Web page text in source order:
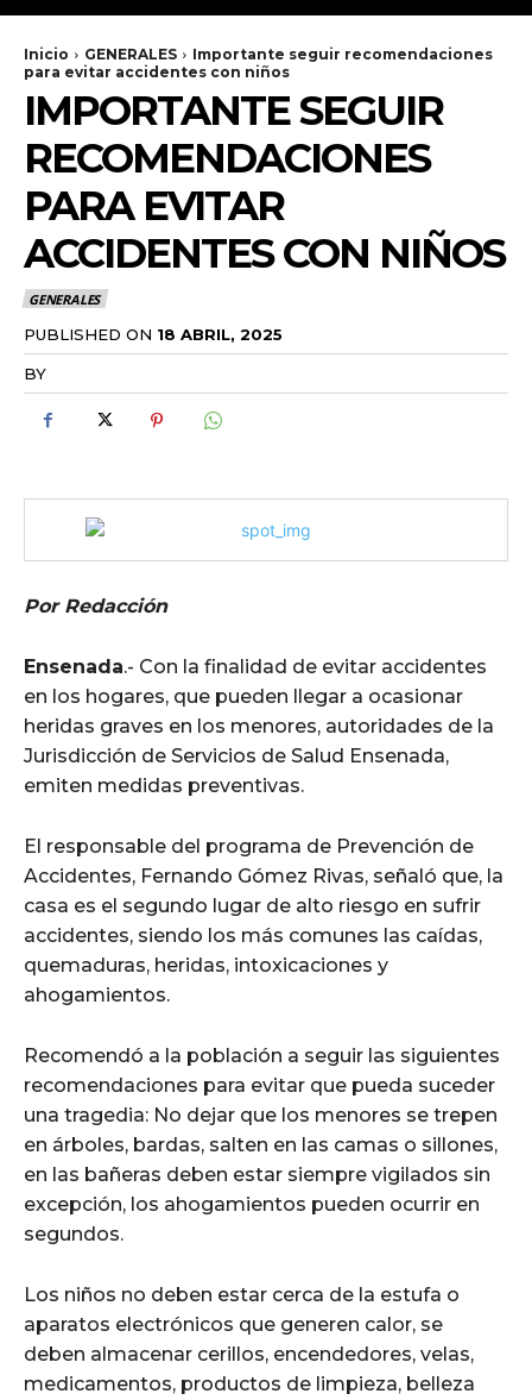
Inicio GENERALES
Importante seguir recomendaciones
para evitar accidentes con niños
IMPORTANTE SEGUIR
RECOMENDACIONES
PARA EVITAR
ACCIDENTES CON NIÑOS
GENERALES
PUBLISHED ON 18 ABRIL, 2025
BY
Por Redacción
Ensenada.- Con la finalidad de evitar accidentes
en los hogares, que pueden llegar a ocasionar
heridas graves en los menores, autoridades de la
Jurisdicción de Servicios de Salud Ensenada,
emiten medidas preventivas.
El responsable del programa de Prevención de
Accidentes, Fernando Gómez Rivas, señaló que, la
casa es el segundo lugar de alto riesgo en sufrir
accidentes, siendo los más comunes las caídas,
quemaduras, heridas, intoxicaciones y
ahogamientos.
Recomendó a la población a seguir las siguientes
recomendaciones para evitar que pueda suceder
una tragedia: No dejar que los menores se trepen
en árboles, bardas, salten en las camas o sillones,
en las bañeras deben estar siempre vigilados sin
excepción, los ahogamientos pueden ocurrir en
segundos.
Los niños no deben estar cerca de la estufa o
aparatos electrónicos que generen calor, se
deben almacenar cerillos, encendedores, velas,
medicamentos, productos de limpieza, belleza